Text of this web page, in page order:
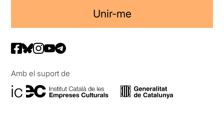
Unir-me
Amb el suport de